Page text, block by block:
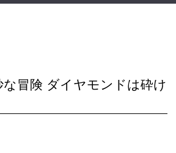
冒険 ダイヤモンドは砕け